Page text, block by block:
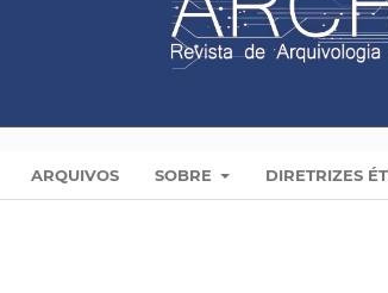
ARQUIVOS SOBRE DIRETRIZES